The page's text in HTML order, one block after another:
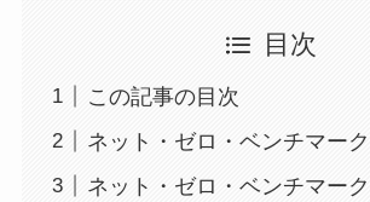
目次
この記事の目次
ネット・ゼロ・ベンチマー
ネット・ゼロ・ベンチマー